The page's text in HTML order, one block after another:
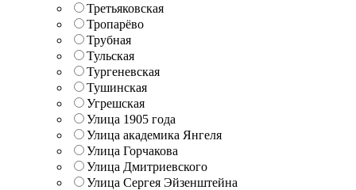
Третьяковская
Тропарёво
Трубная
Тульская
Тургеневская
Тушинская
Угрешская
Улица 1905 года
Улица академика Янгеля
Улица Горчакова
Улица Дмитриевского
Улица Сергея Эйзенштейна